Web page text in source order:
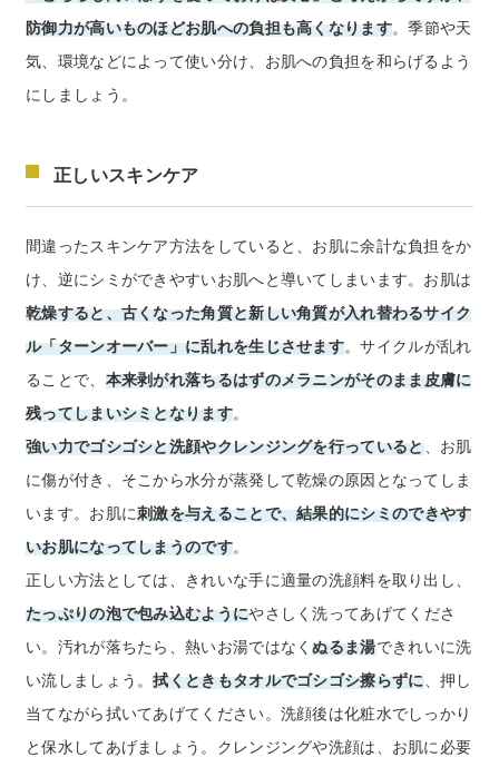
防御力が高いものほどお肌への負担も高くなります。季節や天
気、環境などによって使い分け、お肌への負担を和らげるよう
にしましょう。
正しいスキンケア
間違ったスキンケア方法をしていると、お肌に余計な負担をか
け、逆にシミができやすいお肌へと導いてしまいます。お肌は
乾燥すると、古くなった角質と新しい角質が入れ替わるサイク
ル「ターンオーバー」に乱れを生じさせます。サイクルが乱れ
ることで、 本来剥がれ落ちるはずのメラニンがそのまま皮膚に
残ってしまいシミとなります。
強い力でゴシゴシと洗顔やクレンジングを行っていると、お肌
に傷が付き、そこから水分が蒸発して乾燥の原因となってしま
います。お肌に刺激を与えることで、結果的にシミのできやす
いお肌になってしまうのです。
正しい方法としては、きれいな手に適量の洗顔料を取り出し、
たっぷりの泡で包み込むようにやさしく洗ってあげてくださ
い。汚れが落ちたら、熱いお湯ではなくぬるま湯できれいに洗
い流しましょう。拭くときもタオルでゴシゴシ擦らずに、押し
当てながら拭いてあげてください。洗顔後は化粧水でしっかり
と保水してあげましょう。クレンジングや洗顔は、お肌に必要